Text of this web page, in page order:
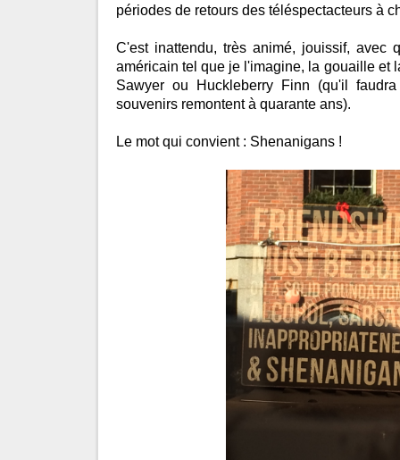
périodes de retours des téléspectacteurs à
C'est inattendu, très animé, jouissif, avec
américain tel que je l'imagine, la gouaille et
Sawyer ou Huckleberry Finn (qu'il
souvenirs remontent à quarante ans).
Le mot qui convient : Shenanigans !